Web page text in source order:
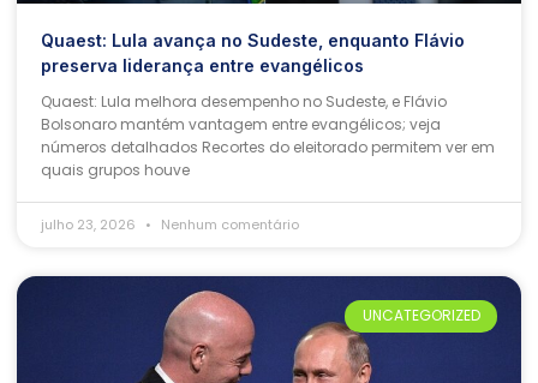
Quaest: Lula avança no Sudeste, enquanto Flávio
preserva liderança entre evangélicos
Quaest: Lula melhora desempenho no Sudeste, e Flávio
Bolsonaro mantém vantagem entre evangélicos; veja
números detalhados Recortes do eleitorado permitem ver em
quais grupos houve
julho 23, 2026 Nenhum comentário
UNCATEGORIZED